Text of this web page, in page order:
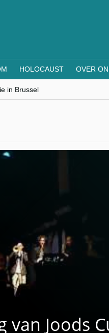
HOLOCAUST OVER
in Brussel
Beels (Vooruit)
travel en simchas wereldwijd
van Joods